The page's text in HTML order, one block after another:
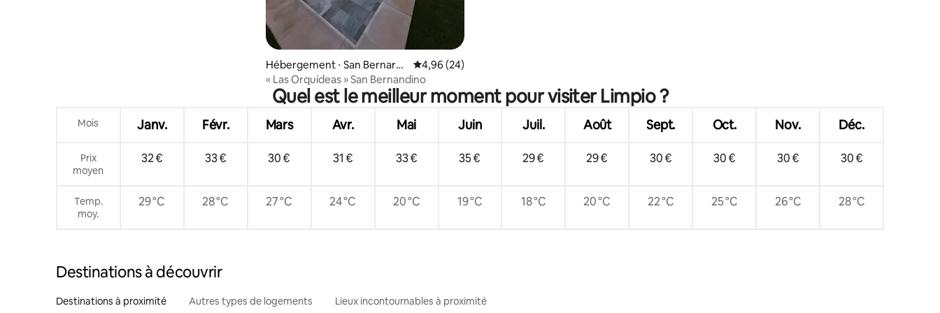
Hébergement ⋅ San Bernardi
no
Évaluation moyenne sur la base de 24 commentaires : 4,96 sur 5
4,96 (24)
« Las Orquídeas » San Bernandino
Quel est le meilleur moment pour visiter Limpio ?
Mois Janv. Févr. Mars Avr. Mai Juin Juil. Août Sept. Oct. Nov. Déc.
Prix
moyen
32 € 33 € 30 € 31 € 33 € 35 € 29 € 29 € 30 € 30 € 30 € 30 €
Temp.
moy.
29 °C 28 °C 27 °C 24 °C 20 °C 19 °C 18 °C 20 °C 22 °C 25 °C 26 °C 28 °C
Destinations à découvrir
Destinations à proximité Autres types de logements Lieux incontournables à proximité